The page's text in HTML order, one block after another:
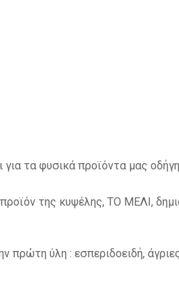
τα φυσικά προϊόντα μας
της κυψέλης, ΤΟ ΜΕΛΙ,
ύλη : εσπεριδοειδή,